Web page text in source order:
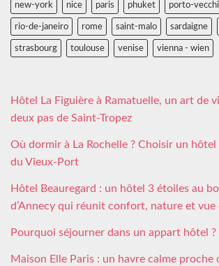
new-york nice paris phuket porto-
rio-de-janeiro rome saint-malo sardaigne
strasbourg toulouse venise vienna - wien
Hôtel La Figuière à Ramatuelle, un art de
deux pas de Saint-Tropez
Où dormir à La Rochelle ? Choisir un hôtel
du Vieux-Port
Hôtel Beauregard : un hôtel 3 étoiles au
d’Annecy qui réunit confort, nature et
Pourquoi séjourner dans un appart hôtel ?
Maison Elle Paris : un havre calme proche